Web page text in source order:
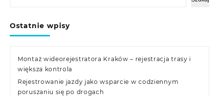
Ostatnie wpisy
Montaż wideorejestratora Kraków – rejestracja trasy i
większa kontrola
Rejestrowanie jazdy jako wsparcie w codziennym
poruszaniu się po drogach